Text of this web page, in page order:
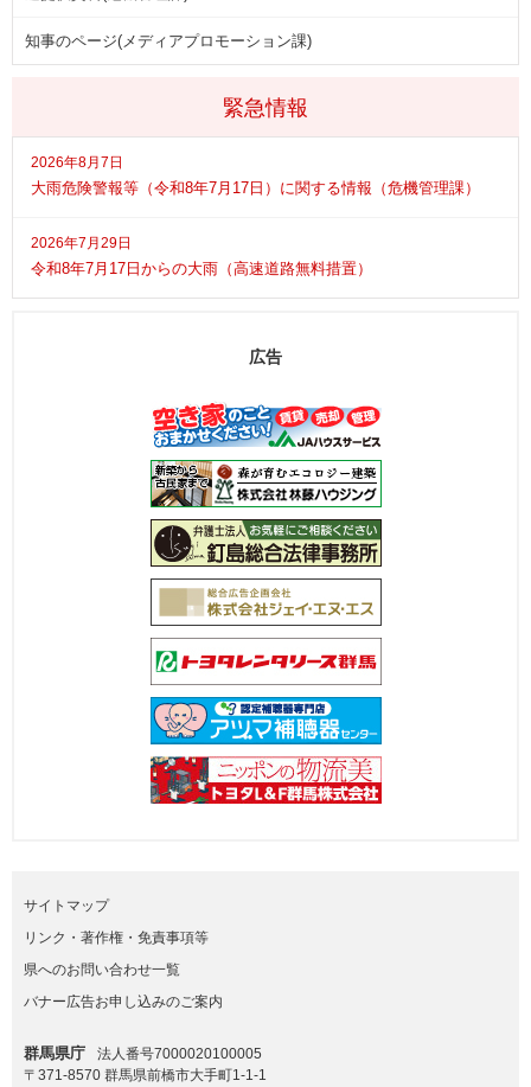
緊急情報
2026年8月7日
大雨危険警報等（令和8年7月17日）に関する情報（危機管理課）
2026年7月29日
令和8年7月17日からの大雨（高速道路無料措置）
知事のページ(メディアプロモーション課)
広告
サイトマップ
リンク・著作権・免責事項等
県へのお問い合わせ一覧
バナー広告お申し込みのご案内
群馬県庁
法人番号7000020100005
〒371-8570 群馬県前橋市大手町1-1-1